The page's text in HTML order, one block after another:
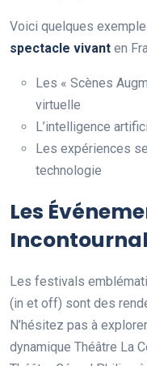
Voici quelques
spectacle vivant en
Les « Scènes
virtuelle
L’intelligence
Les expériences
technologie
Les
Les festivals
(in et off) sont des
N’hésitez pas à
dynamique Théâtre La